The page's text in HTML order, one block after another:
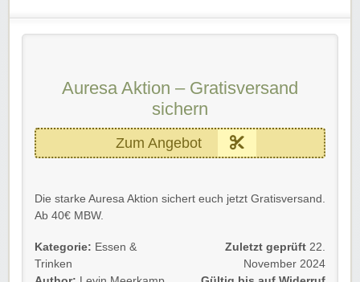
Auresa Aktion – Gratisversand
sichern
Zum Angebot
Die starke Auresa Aktion sichert euch jetzt Gratisversand.
Ab 40€ MBW.
Gültig für alle Kunden.
Einfach dem Link folgen und kräftig sparen.
Kategorie: Essen &
Trinken
Zuletzt geprüft 22.
November 2024